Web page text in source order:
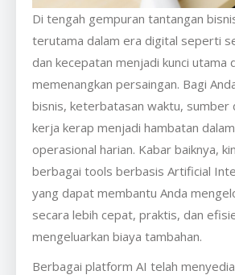
Di tengah gempuran tantangan
terutama dalam era digital seperti
dan kecepatan menjadi kunci utama
memenangkan persaingan. Bagi
bisnis, keterbatasan waktu, sumber
kerja kerap menjadi hambatan
operasional harian. Kabar baiknya,
berbagai tools berbasis Artificial
yang dapat membantu Anda
secara lebih cepat, praktis, dan
mengeluarkan biaya tambahan.
Berbagai platform AI telah